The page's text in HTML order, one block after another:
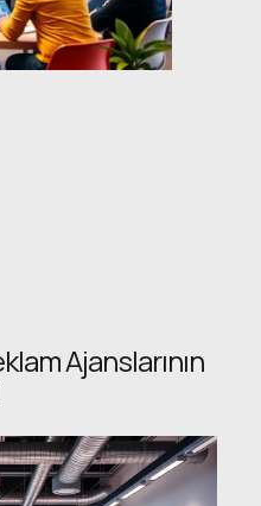
Ajanslarının